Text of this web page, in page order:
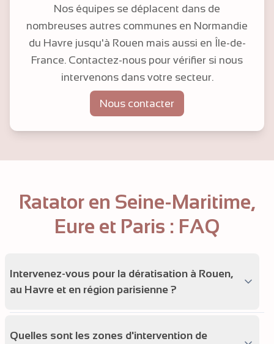
Nos équipes se déplacent dans de
nombreuses autres communes en Normandie
du Havre jusqu'à Rouen mais aussi en Île-de-
France. Contactez-nous pour vérifier si nous
intervenons dans votre secteur.
Nous contacter
Ratator en Seine-Maritime,
Eure et Paris : FAQ
Intervenez-vous pour la dératisation à Rouen,
au Havre et en région parisienne ?
Quelles sont les zones d'intervention de